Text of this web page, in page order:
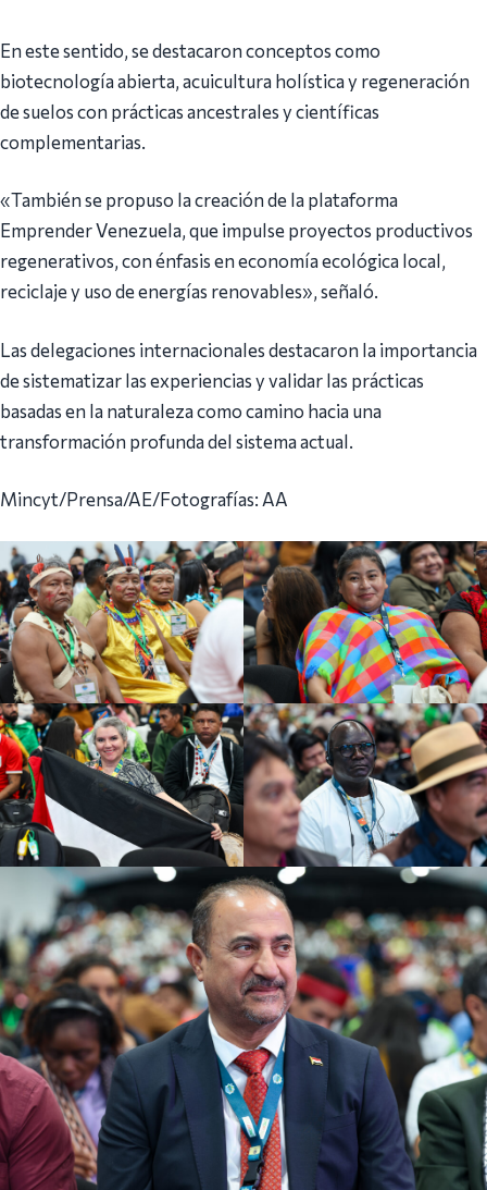
En este sentido, se destacaron conceptos como
biotecnología abierta, acuicultura holística y regeneración
de suelos con prácticas ancestrales y científicas
complementarias.
«También se propuso la creación de la plataforma
Emprender Venezuela, que impulse proyectos productivos
regenerativos, con énfasis en economía ecológica local,
reciclaje y uso de energías renovables», señaló.
Las delegaciones internacionales destacaron la importancia
de sistematizar las experiencias y validar las prácticas
basadas en la naturaleza como camino hacia una
transformación profunda del sistema actual.
Mincyt/Prensa/AE/Fotografías: AA